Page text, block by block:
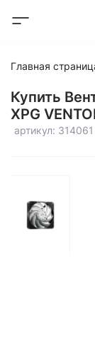
Главная
Купить
XPG
артикул: 314061